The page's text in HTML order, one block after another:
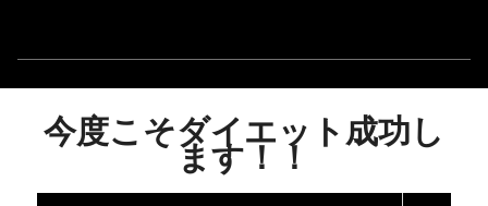
今度こそダイエット成功し
ます！！